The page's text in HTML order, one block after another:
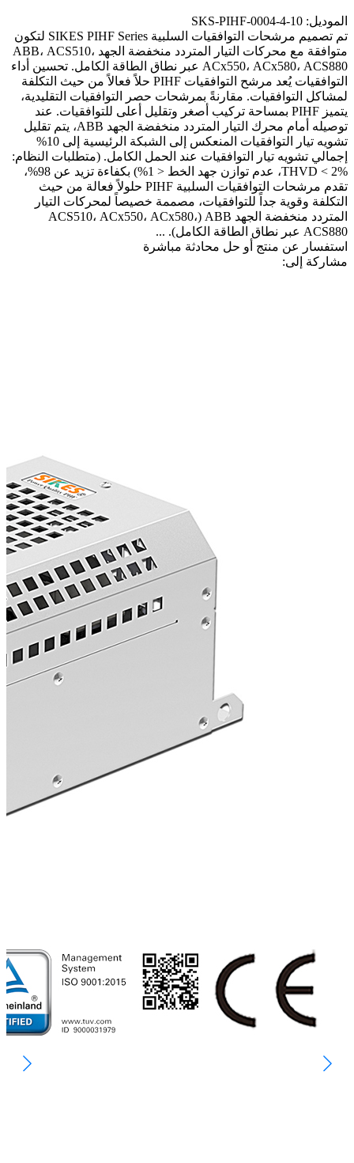
الموديل: SKS-PIHF-0004-4-10
تم تصميم مرشحات التوافقيات السلبية SIKES PIHF Series لتكون
متوافقة مع محركات التيار المتردد منخفضة الجهد ABB، ACS510،
ACx550، ACx580، ACS880 عبر نطاق الطاقة الكامل. تحسين أداء
التوافقيات يُعد مرشح التوافقيات PIHF حلاً فعالاً من حيث التكلفة
لمشاكل التوافقيات. مقارنةً بمرشحات حصر التوافقيات التقليدية،
يتميز PIHF بمساحة تركيب أصغر وتقليل أعلى للتوافقيات. عند
توصيله أمام محرك التيار المتردد منخفضة الجهد ABB، يتم تقليل
تشويه تيار التوافقيات المنعكس إلى الشبكة الرئيسية إلى 10%
إجمالي تشويه تيار التوافقيات عند الحمل الكامل. (متطلبات النظام:
THVD < 2%، عدم توازن جهد الخط < 1%) بكفاءة تزيد عن 98%،
تقدم مرشحات التوافقيات السلبية PIHF حلولاً فعالة من حيث
التكلفة وقوية جداً للتوافقيات، مصممة خصيصاً لمحركات التيار
المتردد منخفضة الجهد ABB (ACS510، ACx550، ACx580،
ACS880 عبر نطاق الطاقة الكامل). ...
استفسار عن منتج أو حل محادثة مباشرة
مشاركة إلى: